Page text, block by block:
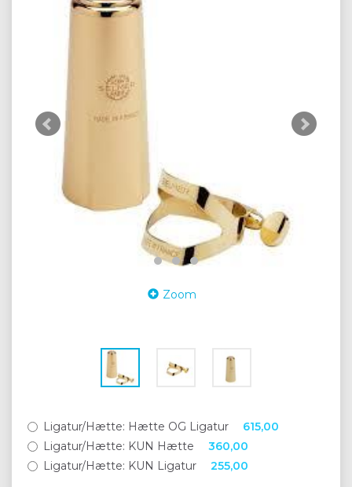
Zoom
Ligatur/Hætte: Hætte OG Ligatur
615,00
Ligatur/Hætte: KUN Hætte
360,00
Ligatur/Hætte: KUN Ligatur 255,00